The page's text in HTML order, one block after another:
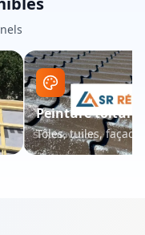
Peinture toiture
Tôles, tuiles,